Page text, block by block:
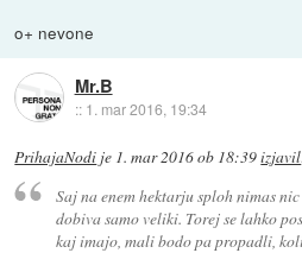
o+ nevone
Mr.B
:: 1. mar 2016, 19:34
PrihajaNodi je 1. mar 2016 ob 18:39izjavil
Saj na enem hektarju sploh nimas
dobiva samo veliki. Torej se lahko
kaj imajo, mali bodo pa propadli,